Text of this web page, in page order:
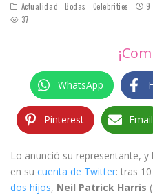
Actualidad Bodas Celebrities 9
37
WhatsApp
Pinterest Email
Lo anunció su representante,
en su cuenta de Twitter: tras
dos hijos, Neil Patrick Harris (